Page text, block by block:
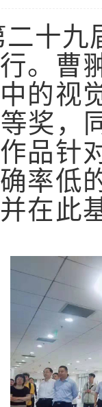
二十九
。曹
的视
奖，
品针
率低
在此